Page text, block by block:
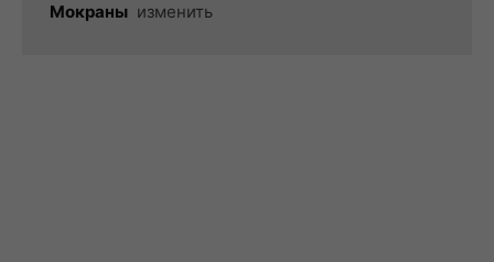
Мокраны изменить